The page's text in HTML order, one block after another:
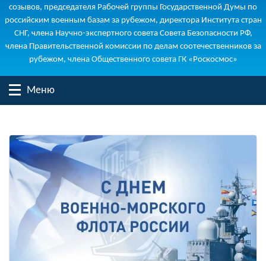
созывов, председателя Рабочей группы Государственной Думы по
российским военным базам за рубежом, директора Института стран
СНГ, члена Научно-экспертного совета Совета Безопасности РФ,
члена Правительственной комиссии по делам соотечественников за
рубежом, члена Общественного совета ГК «Роскосмос»
Меню